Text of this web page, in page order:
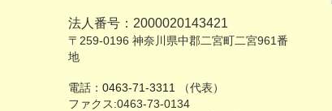
法人番号：2000020143421
〒259-0196 神奈川県中郡二宮町二宮961番
地
電話： 0463-71-3311
（代表）
ファクス:0463-73-0134